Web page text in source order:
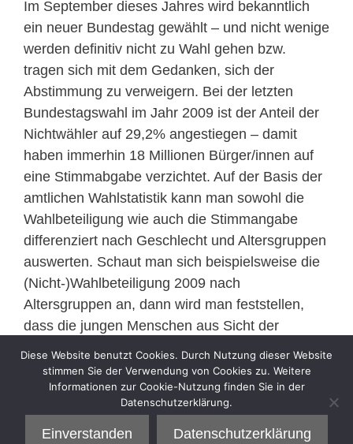
Im September dieses Jahres wird bekanntlich
ein neuer Bundestag gewählt – und nicht wenige
werden definitiv nicht zu Wahl gehen bzw.
tragen sich mit dem Gedanken, sich der
Abstimmung zu verweigern. Bei der letzten
Bundestagswahl im Jahr 2009 ist der Anteil der
Nichtwähler auf 29,2% angestiegen – damit
haben immerhin 18 Millionen Bürger/innen auf
eine Stimmabgabe verzichtet. Auf der Basis der
amtlichen Wahlstatistik kann man sowohl die
Wahlbeteiligung wie auch die Stimmangabe
differenziert nach Geschlecht und Altersgruppen
auswerten. Schaut man sich beispielsweise die
(Nicht-)Wahlbeteiligung 2009 nach
Altersgruppen an, dann wird man feststellen,
dass die jungen Menschen aus Sicht der
>>mehr
Kategorien
Sell
Diese Website benutzt Cookies. Durch Nutzung dieser Website
stimmen Sie der Verwendung von Cookies zu. Weitere
Informationen zur Cookie-Nutzung finden Sie in der
Datenschutzerklärung.
Einverstanden Datenschutzerklärung